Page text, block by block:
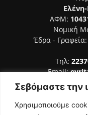
Σεβόμαστε την
Χρησιμοποιούμε
ΑΦΜ:
Νομική
Έδρα - Γραφεία:
Τηλ:
Email:
Αριθμός